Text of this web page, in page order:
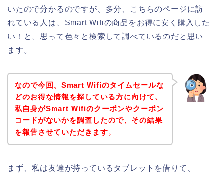
いたので分かるのですが、多分、こちらのページに訪
れている人は、Smart Wifiの商品をお得に安く購入した
い！と、思って色々と検索して調べているのだと思い
ます。
なので今回、Smart Wifiのタイムセールな
どのお得な情報を探している方に向けて、
私自身がSmart Wifiのクーポンやクーポン
コードがないかを調査したので、その結果
を報告させていただきます。
まず、私は友達が持っているタブレットを借りて、